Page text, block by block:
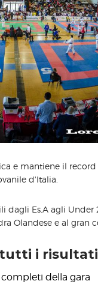
e mantiene il
d'Italia.
dagli Es.A agli
Olandese e al gran
tutti i
della gara